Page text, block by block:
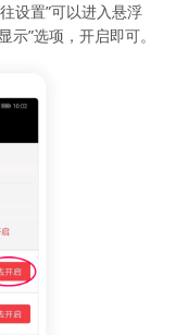
设置”可以进入悬浮
”选项，开启即可。